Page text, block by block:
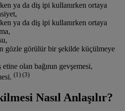
ya da diş ipi kullanırken ortaya
ya da diş ipi kullanırken ortaya
gözle görülür bir şekilde küçülmeye
olan bağının gevşemesi,
(1) (3)
Nasıl Anlaşılır?